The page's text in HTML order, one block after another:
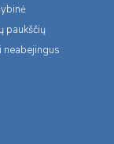
paukščių